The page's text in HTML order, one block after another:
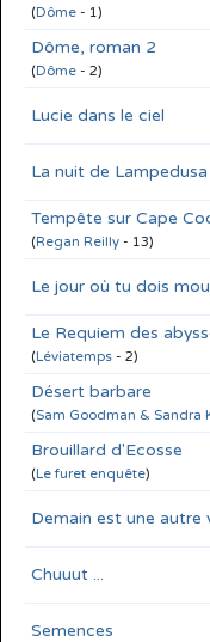
(Dôme - 1)
Dôme, roman 2
(Dôme - 2)
Lucie dans le ciel
La nuit de Lampedusa
Tempête sur Cape
(Regan Reilly - 13)
Le jour où tu dois
Le Requiem des
(Léviatemps - 2)
Désert barbare
(Sam Goodman & Sandra
Brouillard d'Ecosse
(Le furet enquête)
Demain est une autre
Chuuut ...
Semences